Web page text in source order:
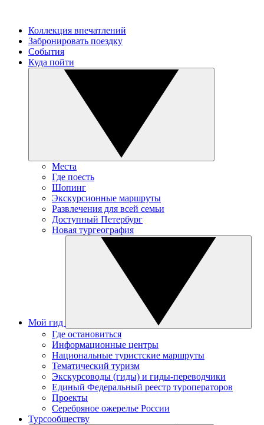
Коллекция впечатлений
Забронировать поездку
События
Куда пойти
Места
Где поесть
Шопинг
Экскурсионные маршруты
Развлечения для всей семьи
Доступный Петербург
Новая тургеография
Мой гид
Где остановиться
Информационные центры
Национальные туристские маршруты
Тематический туризм
Экскурсоводы (гиды) и гиды-переводчики
Единый Федеральный реестр туроператоров
Проекты
Серебряное ожерелье России
Турсообществу